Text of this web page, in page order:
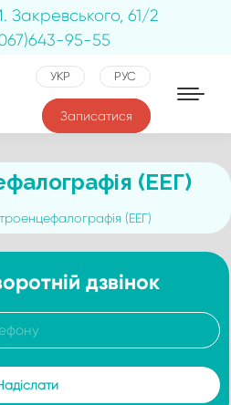
Закревського, 61/2
95-55
УКР РУС
Записатися
(ЕЕГ)
(ЕЕГ)
дзвінок